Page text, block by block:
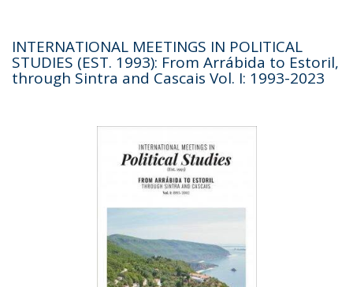
INTERNATIONAL MEETINGS IN POLITICAL
STUDIES (EST. 1993): From Arrábida to Estoril,
through Sintra and Cascais Vol. I: 1993-2023